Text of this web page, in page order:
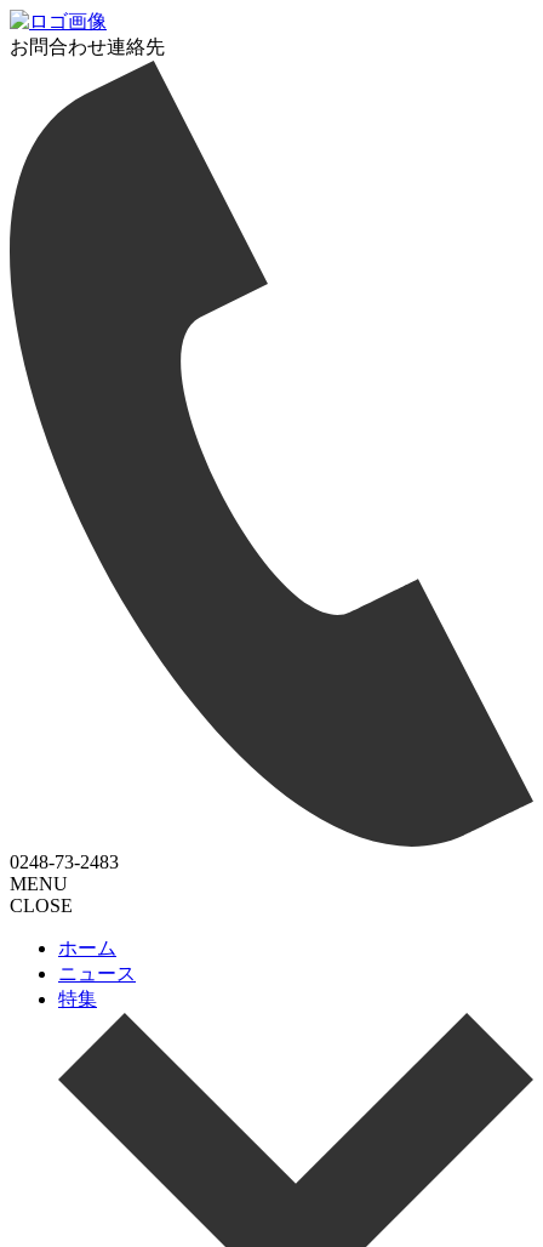
お問合わせ連絡先
0248-73-2483
MENU
CLOSE
ホーム
ニュース
特集